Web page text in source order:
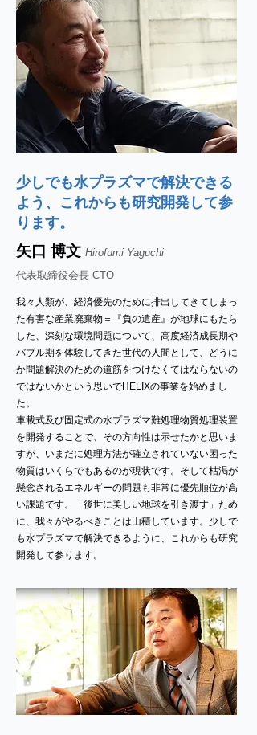
少しでも水プラズマで解決できる
よう、これからも研究開発して参
ります。
矢口 博文 Hirofumi Yaguchi
代表取締役会長 CTO
我々人類が、経済優先のために排出してきてしまっ
た有害な産業廃棄物＝『負の遺産』が地球にもたら
した、深刻な環境問題について、高度経済成長期や
バブル期を体験してきた世代の人間として、どうに
か問題解決のための道筋をつけなくてはならないの
ではないかという思いでHELIXの事業を始めまし
た。
車載式及び固定式の水プラズマ難処理物質処理装置
を開発することで、その方向性は示せたかと思いま
すが、いまだに処理方法が確立されていない困った
物質はいくらでもあるのが現状です。そして枯渇が
懸念されるエネルギーの問題も非常に優先順位が高
い課題です。「後世に美しい地球を引き渡す」ため
に、我々がやるべきことは山積しています。少しで
も水プラズマで解決できるように、これからも研究
開発して参ります。